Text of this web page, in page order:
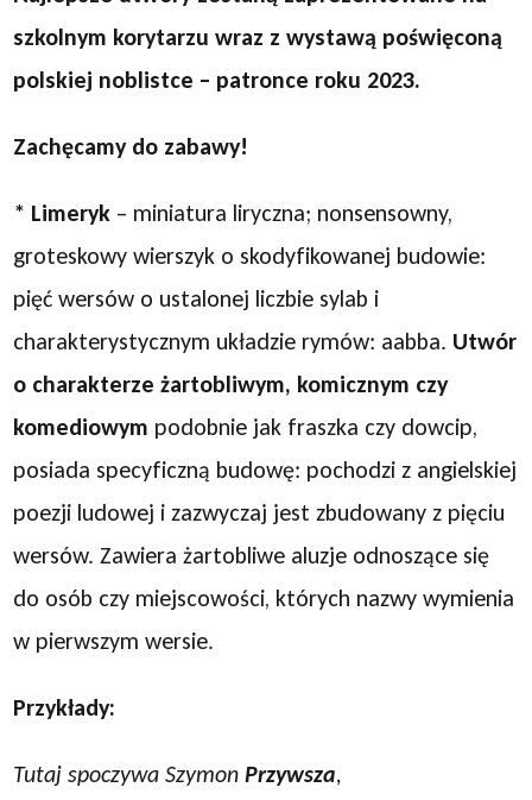
szkolnym korytarzu wraz z wystawą poświęconą
polskiej noblistce – patronce roku 2023.
Zachęcamy do zabawy!
* Limeryk – miniatura liryczna; nonsensowny,
groteskowy wierszyk o skodyfikowanej budowie:
pięć wersów o ustalonej liczbie sylab i
charakterystycznym układzie rymów: aabba. Utwór
o charakterze żartobliwym, komicznym czy
komediowym podobnie jak fraszka czy dowcip,
posiada specyficzną budowę: pochodzi z angielskiej
poezji ludowej i zazwyczaj jest zbudowany z pięciu
wersów. Zawiera żartobliwe aluzje odnoszące się
do osób czy miejscowości, których nazwy wymienia
w pierwszym wersie.
Przykłady:
Tutaj spoczywa SzymonPrzywsza,